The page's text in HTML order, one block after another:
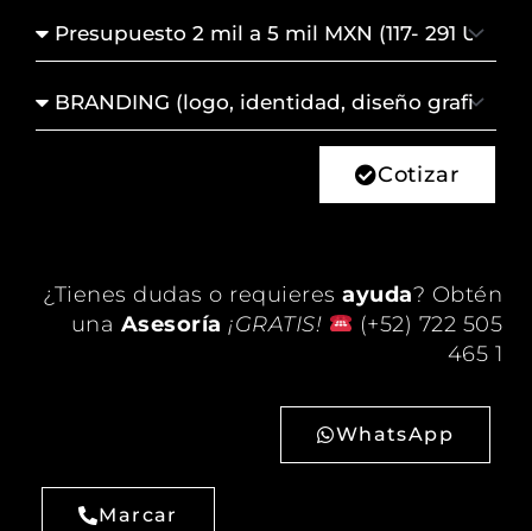
de
Cotizar
¿Tienes dudas o requieres ayuda? Obtén
una Asesoría ¡GRATIS!
(+52) 722 505
465 1
WhatsApp
Marcar